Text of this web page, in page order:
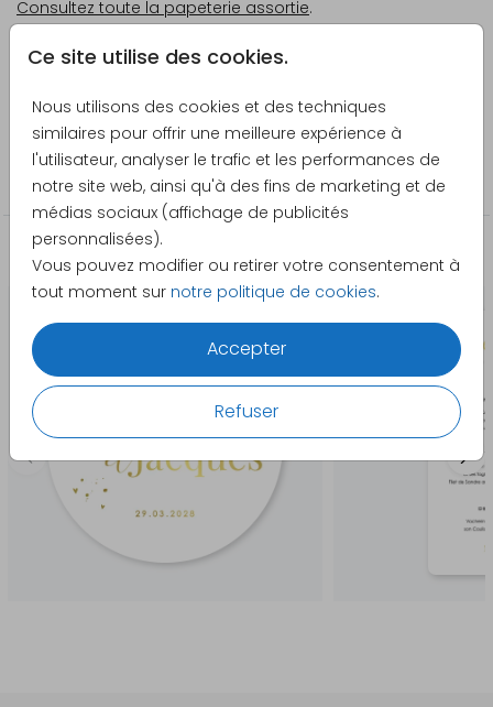
Ce site utilise des cookies.
Nous utilisons des cookies et des techniques
similaires pour offrir une meilleure expérience à
l'utilisateur, analyser le trafic et les performances de
notre site web, ainsi qu'à des fins de marketing et de
médias sociaux (affichage de publicités
personnalisées).
Vous pouvez modifier ou retirer votre consentement à
tout moment sur notre politique de cookies.
Accepter
Refuser
Consultez toute la papeterie assortie.
Créateur
Made for Moments
Catégorie
Mariage
La papeterie assortie